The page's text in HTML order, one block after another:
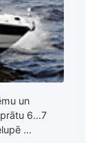
un
6...7
...